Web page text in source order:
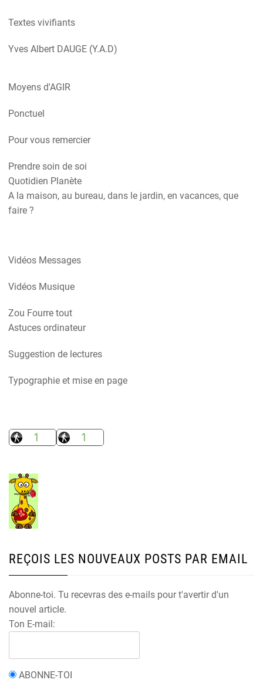
Textes vivifiants
Yves Albert DAUGE (Y.A.D)
Moyens d'AGIR
Ponctuel
Pour vous remercier
Prendre soin de soi
Quotidien Planète
A la maison, au bureau, dans le jardin, en vacances, que
faire ?
Vidéos Messages
Vidéos Musique
Zou Fourre tout
Astuces ordinateur
Suggestion de lectures
Typographie et mise en page
REÇOIS LES NOUVEAUX POSTS PAR EMAIL
Abonne-toi. Tu recevras des e-mails pour t'avertir d'un
nouvel article.
Ton E-mail:
ABONNE-TOI